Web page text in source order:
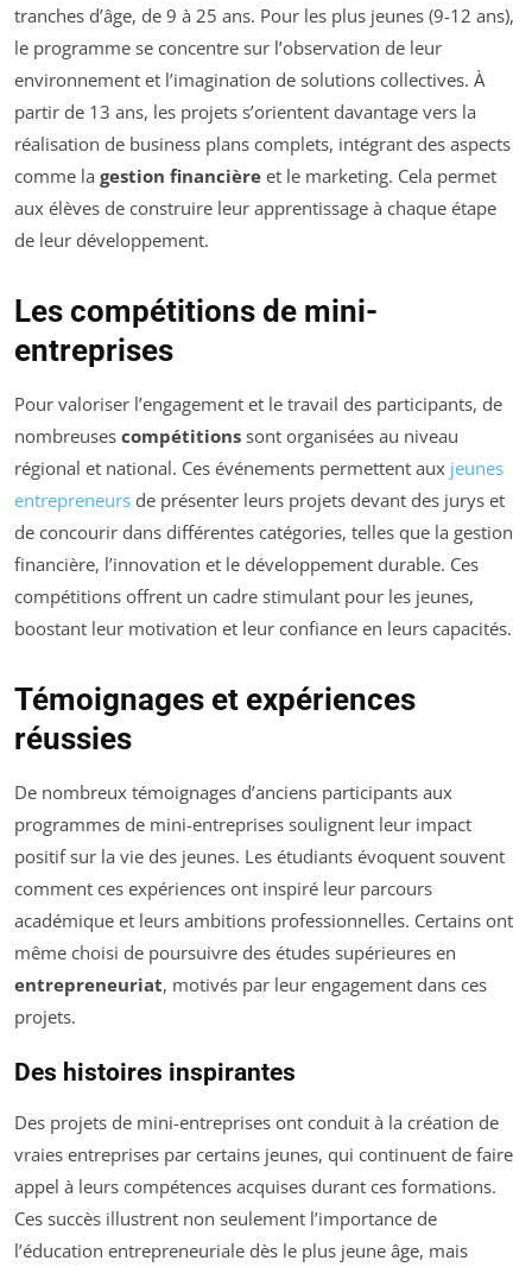
tranches d’âge, de 9 à 25 ans. Pour les plus jeunes (9-12 ans),
le programme se concentre sur l’observation de leur
environnement et l’imagination de solutions collectives. À
partir de 13 ans, les projets s’orientent davantage vers la
réalisation de business plans complets, intégrant des aspects
comme la gestion financière et le marketing. Cela permet
aux élèves de construire leur apprentissage à chaque étape
de leur développement.
Les compétitions de mini-
entreprises
Pour valoriser l’engagement et le travail des participants, de
nombreuses compétitions sont organisées au niveau
régional et national. Ces événements permettent aux jeunes
entrepreneurs de présenter leurs projets devant des jurys et
de concourir dans différentes catégories, telles que la gestion
financière, l’innovation et le développement durable. Ces
compétitions offrent un cadre stimulant pour les jeunes,
boostant leur motivation et leur confiance en leurs capacités.
Témoignages et expériences
réussies
De nombreux témoignages d’anciens participants aux
programmes de mini-entreprises soulignent leur impact
positif sur la vie des jeunes. Les étudiants évoquent souvent
comment ces expériences ont inspiré leur parcours
académique et leurs ambitions professionnelles. Certains ont
même choisi de poursuivre des études supérieures en
entrepreneuriat, motivés par leur engagement dans ces
projets.
Des histoires inspirantes
Des projets de mini-entreprises ont conduit à la création de
vraies entreprises par certains jeunes, qui continuent de faire
appel à leurs compétences acquises durant ces formations.
Ces succès illustrent non seulement l’importance de
l’éducation entrepreneuriale dès le plus jeune âge, mais